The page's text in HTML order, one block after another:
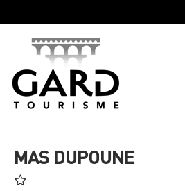
MAS DUPOUNE